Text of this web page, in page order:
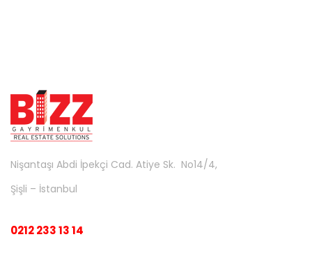
Nişantaşı Abdi İpekçi Cad. Atiye Sk. No14/4,
Şişli – İstanbul
0212 233 13 14